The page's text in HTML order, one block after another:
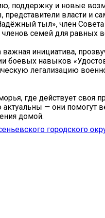
поддержку и новые
представители власти и
тыл», член
членов семей для равных
важная инициатива,
боевых навыков
легализацию
где действует своя
актуальны — они помогут
домой.
городского